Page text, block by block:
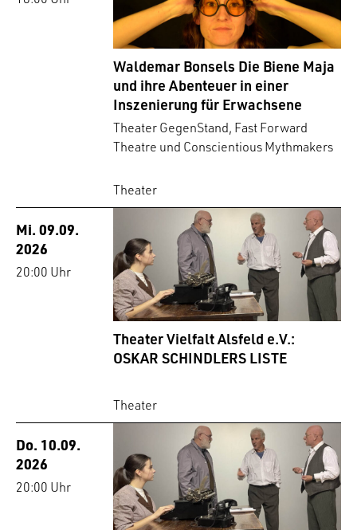
Waldemar Bonsels Die Biene Maja
und ihre Abenteuer in einer
Inszenierung für Erwachsene
Theater GegenStand, Fast Forward
Theatre und Conscientious Mythmakers
Theater
Mi. 09.09.
2026
20:00 Uhr
Theater Vielfalt Alsfeld e.V.:
OSKAR SCHINDLERS LISTE
Theater
Do. 10.09.
2026
20:00 Uhr